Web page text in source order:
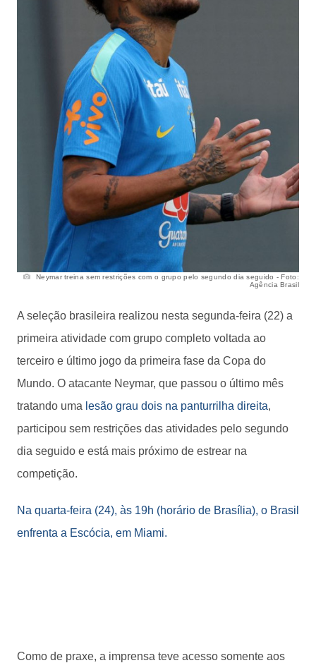
Neymar treina sem restrições com o grupo pelo segundo dia seguido - Foto:
Agência Brasil
A seleção brasileira realizou nesta segunda-feira (22) a
primeira atividade com grupo completo voltada ao
terceiro e último jogo da primeira fase da Copa do
Mundo. O atacante Neymar, que passou o último mês
tratando uma lesão grau dois na panturrilha direita,
participou sem restrições das atividades pelo segundo
dia seguido e está mais próximo de estrear na
competição.
Na quarta-feira (24), às 19h (horário de Brasília), o Brasil
enfrenta a Escócia, em Miami.
Como de praxe, a imprensa teve acesso somente aos